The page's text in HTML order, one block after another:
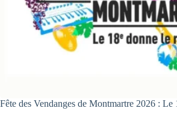
Fête des Vendanges de Montmartre 2026 : Le